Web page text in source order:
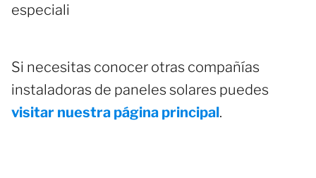
especiali
Si necesitas conocer otras compañías
instaladoras de paneles solares puedes
visitar nuestra página principal.